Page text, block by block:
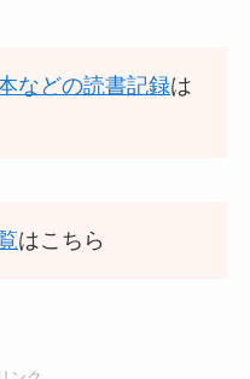
などの読書記録は
はこちら